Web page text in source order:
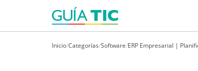
Inicio/Categorías/Software/ERP Empresarial |